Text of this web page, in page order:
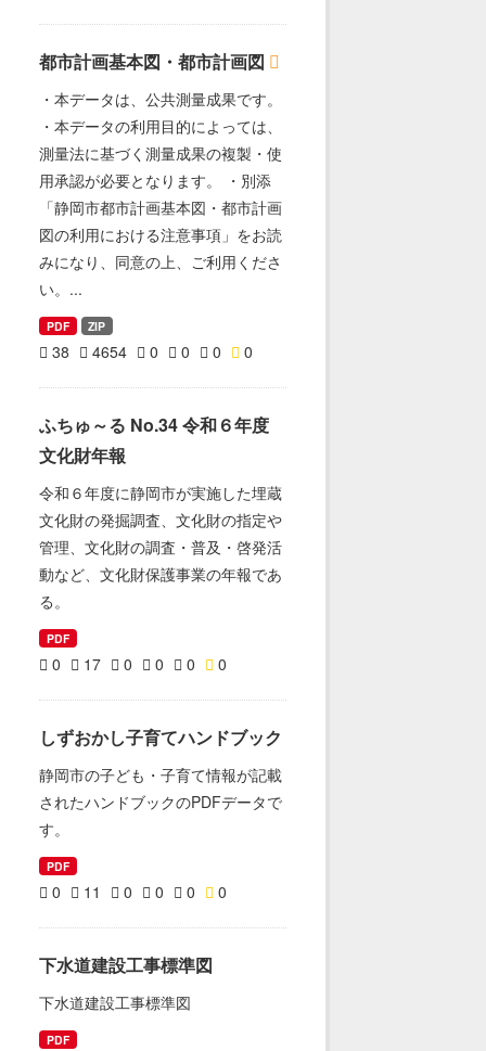
都市計画基本図・都市計画図
・本データは、公共測量成果です。
・本データの利用目的によっては、
測量法に基づく測量成果の複製・使
用承認が必要となります。 ・別添
「静岡市都市計画基本図・都市計画
図の利用における注意事項」をお読
みになり、同意の上、ご利用くださ
い。...
PDF ZIP
38 4654 0 0 0 0
ふちゅ～る No.34 令和６年度
文化財年報
令和６年度に静岡市が実施した埋蔵
文化財の発掘調査、文化財の指定や
管理、文化財の調査・普及・啓発活
動など、文化財保護事業の年報であ
る。
PDF
0 17 0 0 0 0
しずおかし子育てハンドブック
静岡市の子ども・子育て情報が記載
されたハンドブックのPDFデータで
す。
PDF
0 11 0 0 0 0
下水道建設工事標準図
下水道建設工事標準図
PDF